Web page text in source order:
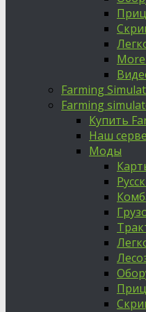
Farming
Farming
Купить
Наш
Моды